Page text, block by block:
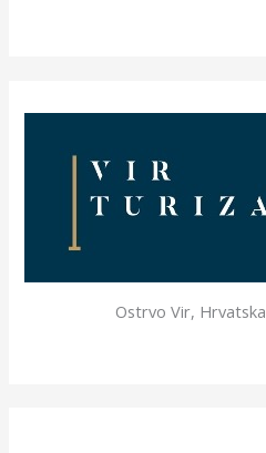
Ostrvo Vir, Hrvatska